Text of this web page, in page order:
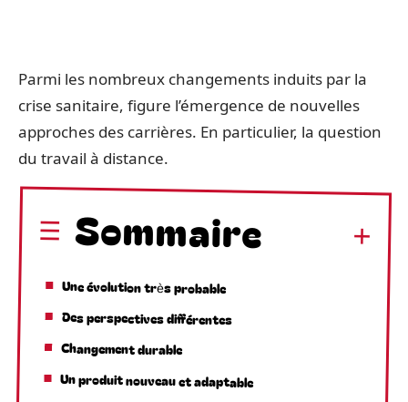
Parmi les nombreux changements induits par la
crise sanitaire, figure l’émergence de nouvelles
approches des carrières. En particulier, la question
du travail à distance.
Sommaire
Une évolution très probable
Des perspectives différentes
Changement durable
Un produit nouveau et adaptable